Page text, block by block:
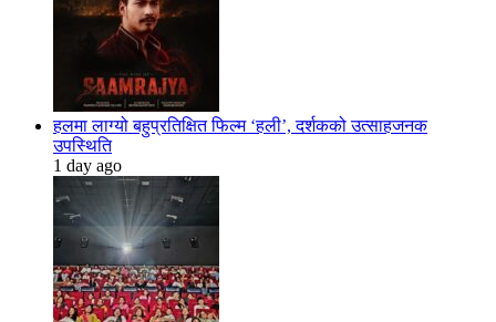
हलमा लाग्यो बहुप्रतिक्षित फिल्म ‘हली’, दर्शकको उत्साहजनक
उपस्थिति
1 day ago